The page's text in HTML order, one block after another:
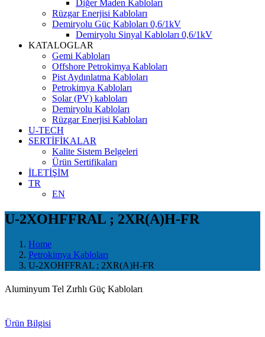
Diğer Maden Kabloları
Rüzgar Enerjisi Kabloları
Demiryolu Güç Kabloları 0,6/1kV
Demiryolu Sinyal Kabloları 0,6/1kV
KATALOGLAR
Gemi Kabloları
Offshore Petrokimya Kabloları
Pist Aydınlatma Kabloları
Petrokimya Kabloları
Solar (PV) kabloları
Demiryolu Kabloları
Rüzgar Enerjisi Kabloları
U-TECH
SERTİFİKALAR
Kalite Sistem Belgeleri
Ürün Sertifikaları
İLETİŞİM
TR
EN
U-2XOHFFRAL ; 2XR(A)H-FR
Home
Petrokimya Kabloları
U-2XOHFFRAL ; 2XR(A)H-FR
Aluminyum Tel Zırhlı Güç Kabloları
Ürün Bilgisi